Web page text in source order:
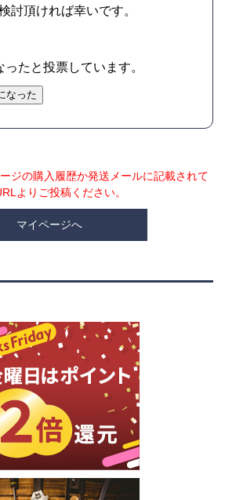
討頂ければ幸いです。
たと投票しています。
なった
ジの購入履歴か発送メールに記載されて
よりご投稿ください。
マイページへ